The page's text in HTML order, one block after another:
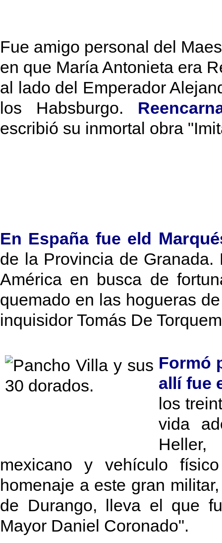
Fue amigo personal del
en que María Antonieta era
al lado del Emperador
los Habsburgo.
escribió su inmortal obra
En España fue eld
de la Provincia de
América en busca de
quemado en las hogueras
inquisidor Tomás De
Formó
allí fue
los
vida
mexicano y vehículo
homenaje a este gran
de Durango, lleva el que
Mayor Daniel Coronado".